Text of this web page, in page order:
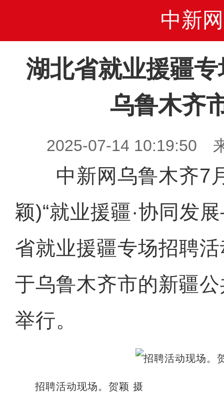
中新网
湖北省就业援疆
乌鲁木齐
2025-07-14 10:19:50
中新网乌鲁木齐7
颖)“就业援疆·协同发
省就业援疆专场招聘
于乌鲁木齐市的新疆
举行。
招聘活动现场。贺颖 摄